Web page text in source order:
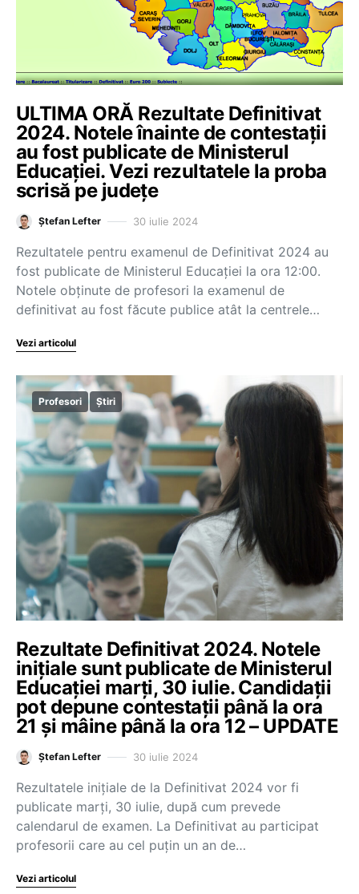
ULTIMA ORĂ Rezultate Definitivat
2024. Notele înainte de contestații
au fost publicate de Ministerul
Educației. Vezi rezultatele la proba
scrisă pe județe
Ștefan Lefter 30 iulie 2024
Rezultatele pentru examenul de Definitivat 2024 au
fost publicate de Ministerul Educației la ora 12:00.
Notele obținute de profesori la examenul de
definitivat au fost făcute publice atât la centrele…
Vezi articolul
Profesori Știri
Rezultate Definitivat 2024. Notele
inițiale sunt publicate de Ministerul
Educației marți, 30 iulie. Candidații
pot depune contestații până la ora
21 și mâine până la ora 12 – UPDATE
Ștefan Lefter 30 iulie 2024
Rezultatele inițiale de la Definitivat 2024 vor fi
publicate marți, 30 iulie, după cum prevede
calendarul de examen. La Definitivat au participat
profesorii care au cel puțin un an de…
Vezi articolul